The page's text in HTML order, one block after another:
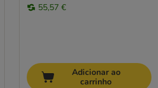
55,57 €
Adicionar ao
carrinho